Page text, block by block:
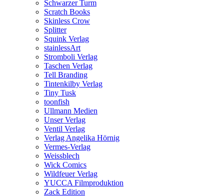
Schwarzer Turm
Scratch Books
Skinless Crow
Splitter
Squink Verlag
stainlessArt
Stromboli Verlag
Taschen Verlag
Tell Branding
Tintenkilby Verlag
Tiny Tusk
toonfish
Ullmann Medien
Unser Verlag
Ventil Verlag
Verlag Angelika Hörnig
Vermes-Verlag
Weissblech
Wick Comics
Wildfeuer Verlag
YUCCA Filmproduktion
Zack Edition